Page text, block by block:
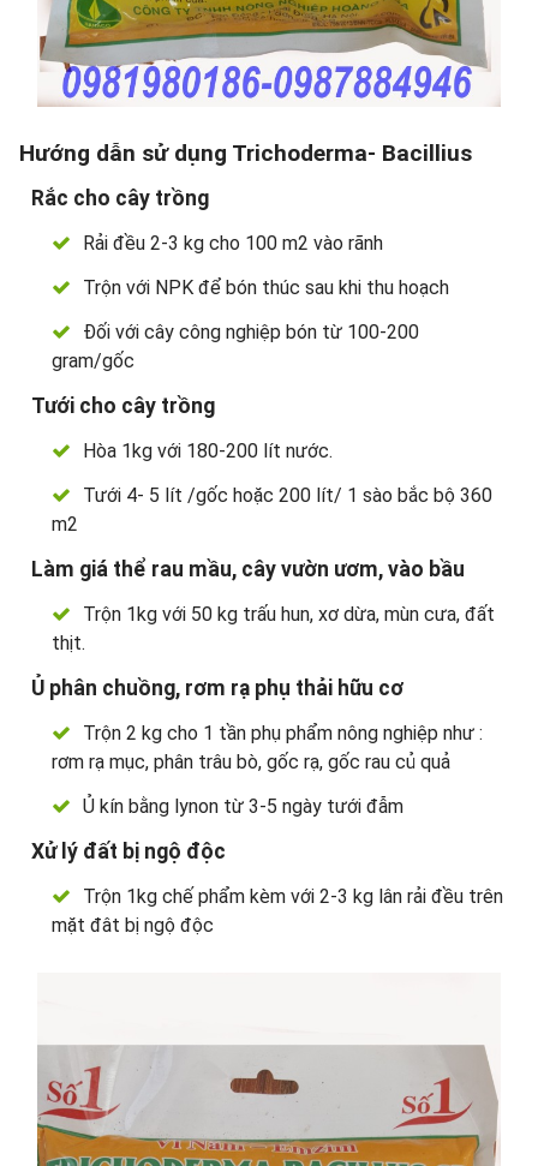
Hướng dẫn sử dụng Trichoderma- Bacillius
Rắc cho cây trồng
Rải đều 2-3 kg cho 100 m2 vào rãnh
Trộn với NPK để bón thúc sau khi thu hoạch
Đối với cây công nghiệp bón từ 100-200
gram/gốc
Tưới cho cây trồng
Hòa 1kg với 180-200 lít nước.
Tưới 4- 5 lít /gốc hoặc 200 lít/ 1 sào bắc bộ 360
m2
Làm giá thể rau mầu, cây vườn ươm, vào bầu
Trộn 1kg với 50 kg trấu hun, xơ dừa, mùn cưa, đất
thịt.
Ủ phân chuồng, rơm rạ phụ thải hữu cơ
Trộn 2 kg cho 1 tần phụ phẩm nông nghiệp như :
rơm rạ mục, phân trâu bò, gốc rạ, gốc rau củ quả
Ủ kín bằng lynon từ 3-5 ngày tưới đẫm
Xử lý đất bị ngộ độc
Trộn 1kg chế phẩm kèm với 2-3 kg lân rải đều trên
mặt đât bị ngộ độc